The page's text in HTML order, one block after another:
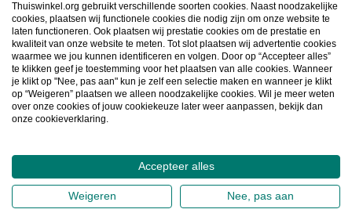
shoppen slimmer.
Lid worden
Snel navigeren
2026©Thuiswinkel.org
Privacybeleid Cookieverklaring Sitemap
Thuiswinkel.org gebruikt verschillende soorten cookies. Naast noodzakelijke
cookies, plaatsen wij functionele cookies die nodig zijn om onze website te
laten functioneren. Ook plaatsen wij prestatie cookies om de prestatie en
kwaliteit van onze website te meten. Tot slot plaatsen wij advertentie cookies
waarmee we jou kunnen identificeren en volgen. Door op “Accepteer alles”
te klikken geef je toestemming voor het plaatsen van alle cookies. Wanneer
je klikt op "Nee, pas aan" kun je zelf een selectie maken en wanneer je klikt
op “Weigeren” plaatsen we alleen noodzakelijke cookies. Wil je meer weten
over onze cookies of jouw cookiekeuze later weer aanpassen, bekijk dan
onze cookieverklaring.
Accepteer alles
Weigeren Nee, pas aan